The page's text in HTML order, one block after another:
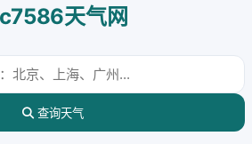
c7586天气网
查询天气